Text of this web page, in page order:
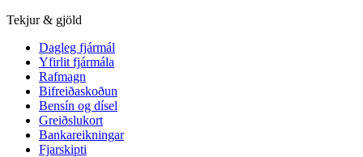
Tekjur & gjöld
Dagleg fjármál
Yfirlit fjármála
Rafmagn
Bifreiðaskoðun
Bensín og dísel
Greiðslukort
Bankareikningar
Fjarskipti